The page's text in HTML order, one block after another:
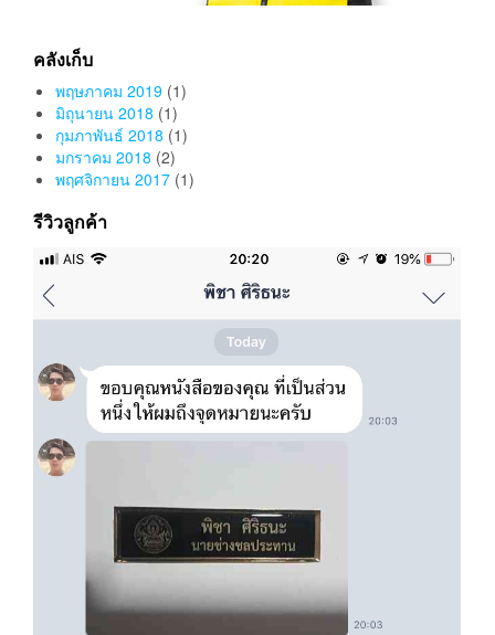
คลังเก็บ
พฤษภาคม 2019 (1)
มิถุนายน 2018 (1)
กุมภาพันธ์ 2018 (1)
มกราคม 2018 (2)
พฤศจิกายน 2017 (1)
รีวิวลูกค้า